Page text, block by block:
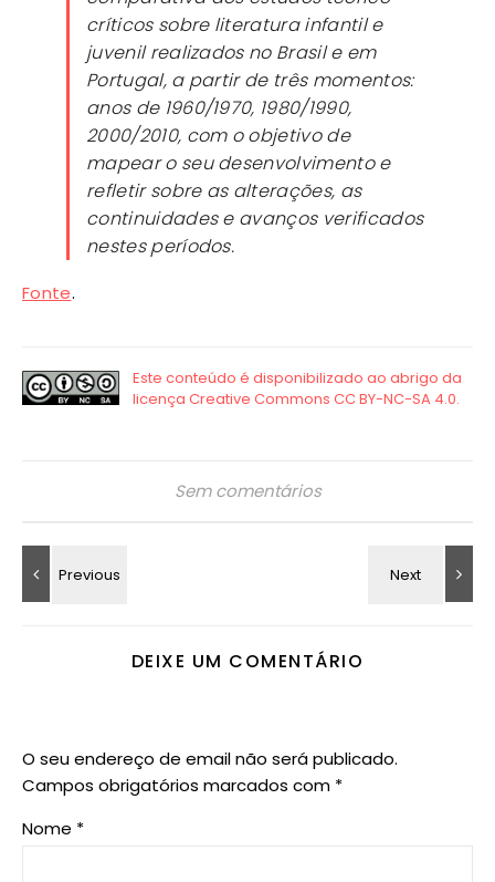
críticos sobre literatura infantil e
juvenil realizados no Brasil e em
Portugal, a partir de três momentos:
anos de 1960/1970, 1980/1990,
2000/2010, com o objetivo de
mapear o seu desenvolvimento e
refletir sobre as alterações, as
continuidades e avanços verificados
nestes períodos.
Fonte.
Sem comentários
DEIXE UM COMENTÁRIO
O seu endereço de email não será publicado.
Campos obrigatórios marcados com *
Nome *